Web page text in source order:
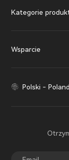
Kategorie
Wsparcie
Polski - Poland